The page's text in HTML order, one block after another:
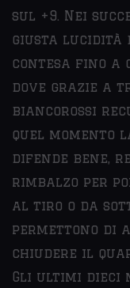
sul +9. Nei
giusta lucidità
contesa fino a
dove grazie a
biancorossi
quel momento
difende bene,
rimbalzo per
al tiro o da
permettono di
chiudere il
Gli ultimi dieci